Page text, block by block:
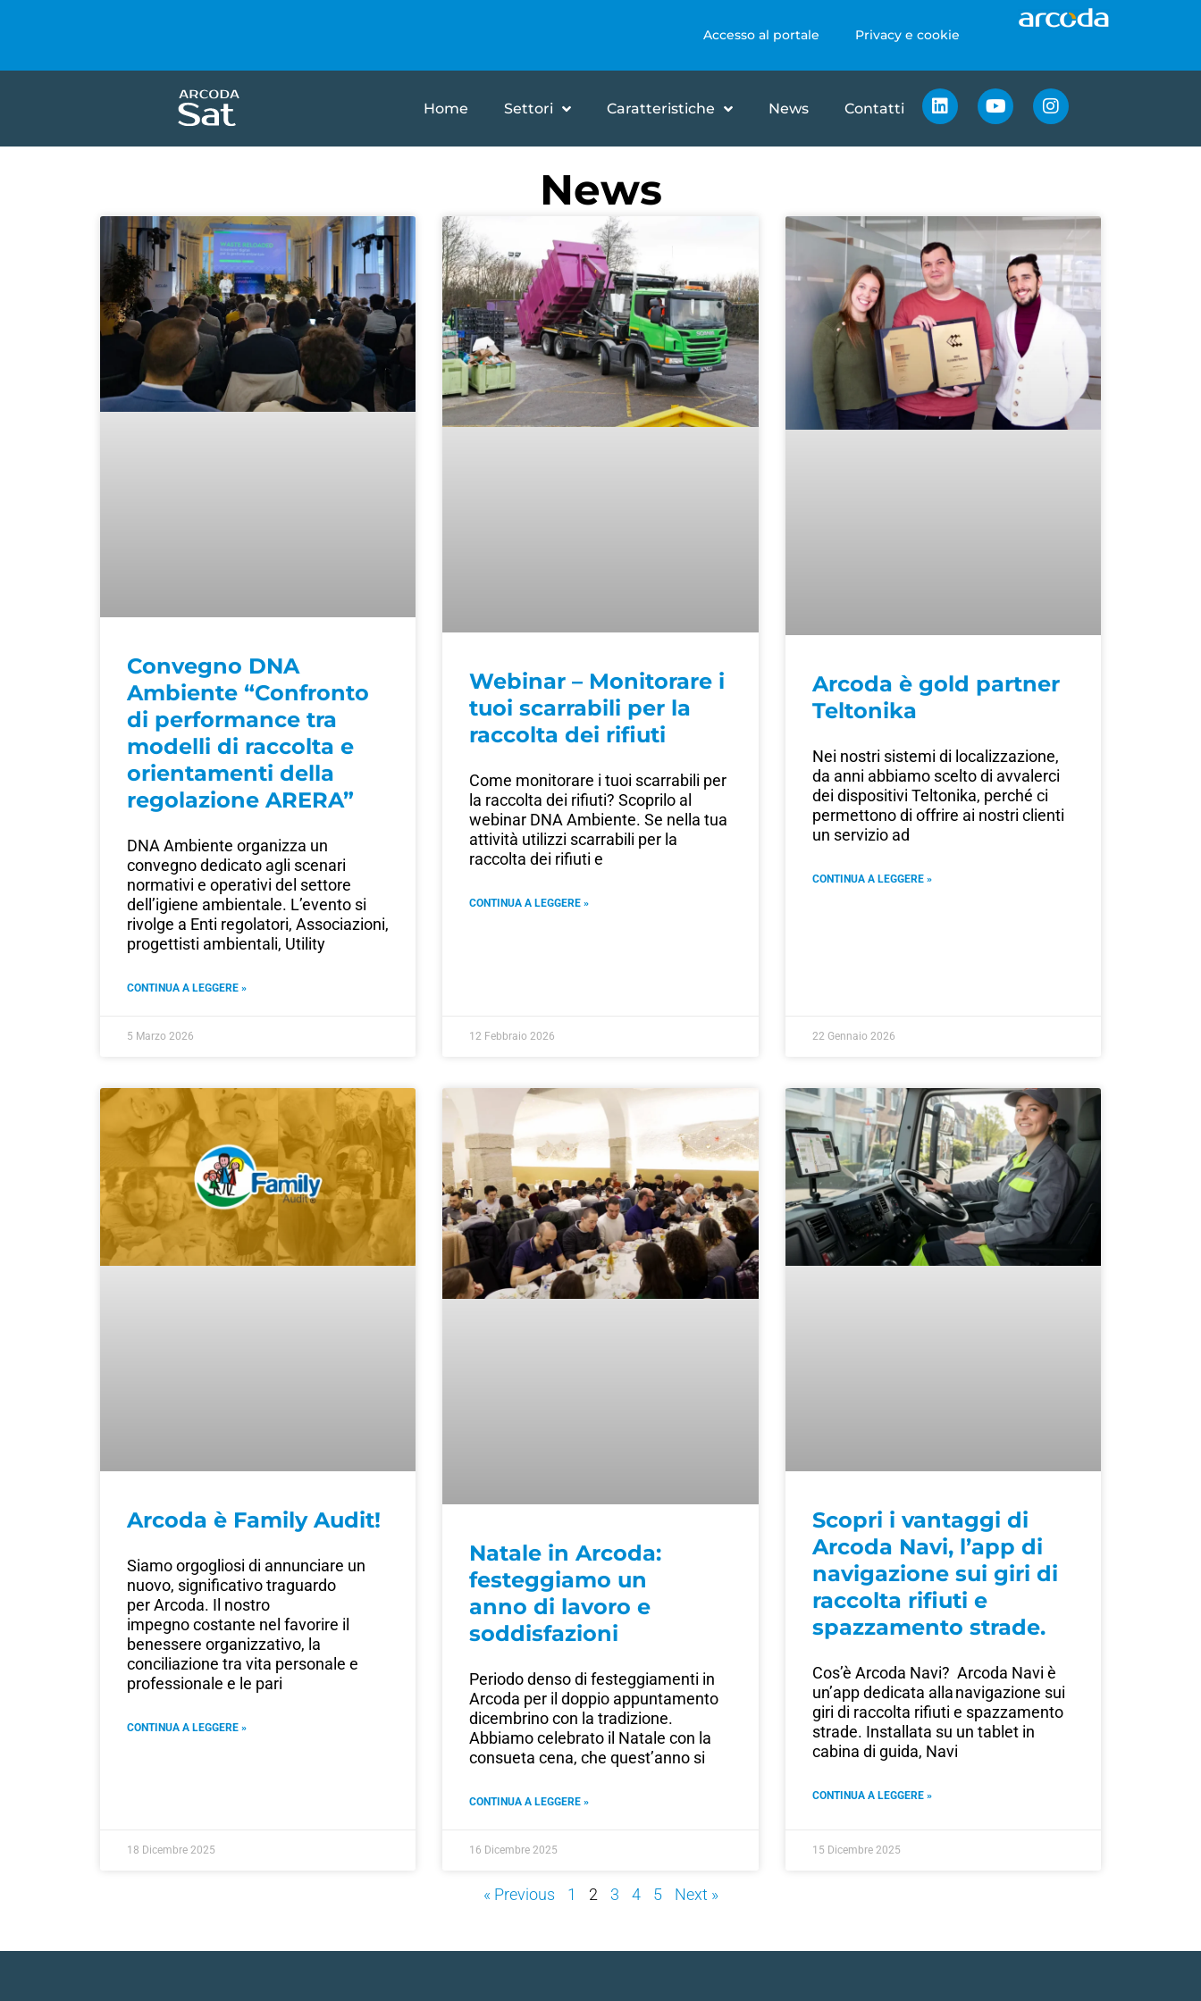
Accesso al portale Privacy e cookie
Home Settori Caratteristiche News Contatti
News
Convegno DNA
Ambiente “Confronto
di performance tra
modelli di raccolta e
orientamenti della
regolazione ARERA”
DNA Ambiente organizza un
convegno dedicato agli scenari
normativi e operativi del settore
dell’igiene ambientale. L’evento si
rivolge a Enti regolatori, Associazioni,
progettisti ambientali, Utility
CONTINUA A LEGGERE »
5 Marzo 2026
Webinar – Monitorare i
tuoi scarrabili per la
raccolta dei rifiuti
Come monitorare i tuoi scarrabili per
la raccolta dei rifiuti? Scoprilo al
webinar DNA Ambiente. Se nella tua
attività utilizzi scarrabili per la
raccolta dei rifiuti e
CONTINUA A LEGGERE »
12 Febbraio 2026
Arcoda è gold partner
Teltonika
Nei nostri sistemi di localizzazione,
da anni abbiamo scelto di avvalerci
dei dispositivi Teltonika, perché ci
permettono di offrire ai nostri clienti
un servizio ad
CONTINUA A LEGGERE »
22 Gennaio 2026
Arcoda è Family Audit!
Siamo orgogliosi di annunciare un
nuovo, significativo traguardo
per Arcoda. Il nostro
impegno costante nel favorire il
benessere organizzativo, la
conciliazione tra vita personale e
professionale e le pari
CONTINUA A LEGGERE »
18 Dicembre 2025
Natale in Arcoda:
festeggiamo un
anno di lavoro e
soddisfazioni
Periodo denso di festeggiamenti in
Arcoda per il doppio appuntamento
dicembrino con la tradizione.
Abbiamo celebrato il Natale con la
consueta cena, che quest’anno si
CONTINUA A LEGGERE »
16 Dicembre 2025
Scopri i vantaggi di
Arcoda Navi, l’app di
navigazione sui giri di
raccolta rifiuti e
spazzamento strade.
Cos’è Arcoda Navi? Arcoda Navi è
un’app dedicata alla navigazione sui
giri di raccolta rifiuti e spazzamento
strade. Installata su un tablet in
cabina di guida, Navi
CONTINUA A LEGGERE »
15 Dicembre 2025
« Previous 1 2 3 4 5 Next »